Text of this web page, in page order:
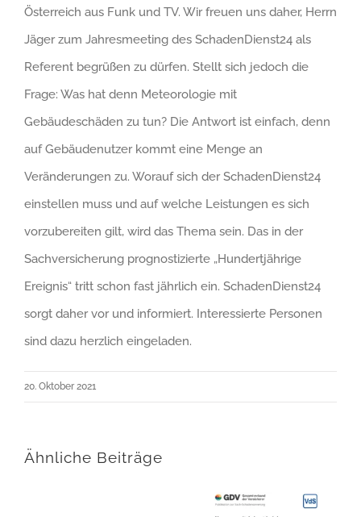
Österreich aus Funk und TV. Wir freuen uns daher, Herrn
Jäger zum Jahresmeeting des SchadenDienst24 als
Referent begrüßen zu dürfen. Stellt sich jedoch die
Frage: Was hat denn Meteorologie mit
Gebäudeschäden zu tun? Die Antwort ist einfach, denn
auf Gebäudenutzer kommt eine Menge an
Veränderungen zu. Worauf sich der SchadenDienst24
einstellen muss und auf welche Leistungen es sich
vorzubereiten gilt, wird das Thema sein. Das in der
Sachversicherung prognostizierte „Hundertjährige
Ereignis“ tritt schon fast jährlich ein. SchadenDienst24
sorgt daher vor und informiert. Interessierte Personen
sind dazu herzlich eingeladen.
20. Oktober 2021
Ähnliche Beiträge